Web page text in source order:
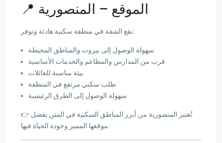
📍 الموقع – المنصورية
تقع الشقة في منطقة سكنية هادئة وتوفر:
سهولة الوصول إلى بيروت والمناطق المحيطة
قرب من المدارس والمطاعم والخدمات الأساسية
بيئة مناسبة للعائلات
طلب سكني مرتفع في المنطقة
سهولة الوصول إلى الطرق الرئيسية
👉 تُعتبر المنصورية من أبرز المناطق السكنية في المتن بفضل